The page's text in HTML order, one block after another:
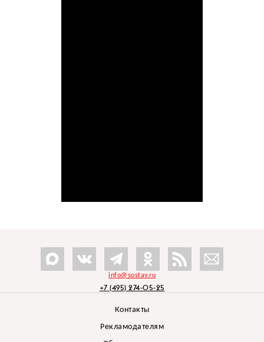
info@sostav.ru
+7 (495) 274-05-25
Контакты
Рекламодателям